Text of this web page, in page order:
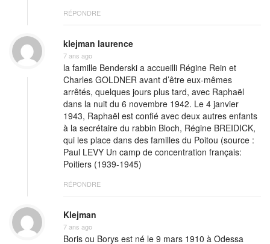
RÉPONDRE
klejman laurence
7 ans ago
la famille Benderski a accueilli Régine Rein et
Charles GOLDNER avant d’être eux-mêmes
arrêtés, quelques jours plus tard, avec Raphaël
dans la nuit du 6 novembre 1942. Le 4 janvier
1943, Raphaël est confié avec deux autres enfants
à la secrétaire du rabbin Bloch, Régine BREIDICK,
qui les place dans des familles du Poitou (source :
Paul LEVY Un camp de concentration français:
Poitiers (1939-1945)
RÉPONDRE
Klejman
7 ans ago
Boris ou Borys est né le 9 mars 1910 à Odessa